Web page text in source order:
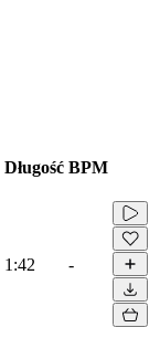
Długość BPM
1:42 -